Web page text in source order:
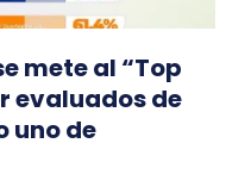
mete al “Top
evaluados de
uno de